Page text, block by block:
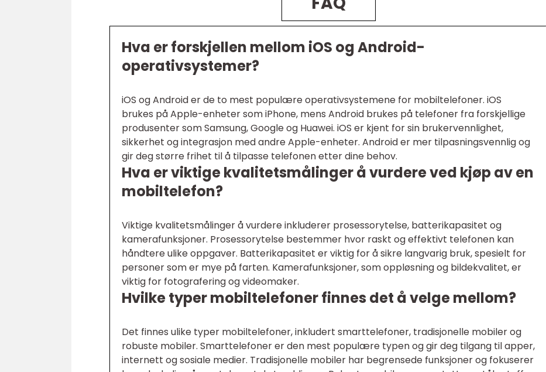
Hva er forskjellen mellom iOS og Android-
operativsystemer?
iOS og Android er de to mest populære operativsystemene for mobiltelefoner. iOS
brukes på Apple-enheter som iPhone, mens Android brukes på telefoner fra forskjellige
produsenter som Samsung, Google og Huawei. iOS er kjent for sin brukervennlighet,
sikkerhet og integrasjon med andre Apple-enheter. Android er mer tilpasningsvennlig og
gir deg større frihet til å tilpasse telefonen etter dine behov.
Hva er viktige kvalitetsmålinger å vurdere ved kjøp av en
mobiltelefon?
Viktige kvalitetsmålinger å vurdere inkluderer prosessorytelse, batterikapasitet og
kamerafunksjoner. Prosessorytelse bestemmer hvor raskt og effektivt telefonen kan
håndtere ulike oppgaver. Batterikapasitet er viktig for å sikre langvarig bruk, spesielt for
personer som er mye på farten. Kamerafunksjoner, som oppløsning og bildekvalitet, er
viktig for fotografering og videomaker.
Hvilke typer mobiltelefoner finnes det å velge mellom?
Det finnes ulike typer mobiltelefoner, inkludert smarttelefoner, tradisjonelle mobiler og
robuste mobiler. Smarttelefoner er den mest populære typen og gir deg tilgang til apper,
internett og sosiale medier. Tradisjonelle mobiler har begrensede funksjoner og fokuserer